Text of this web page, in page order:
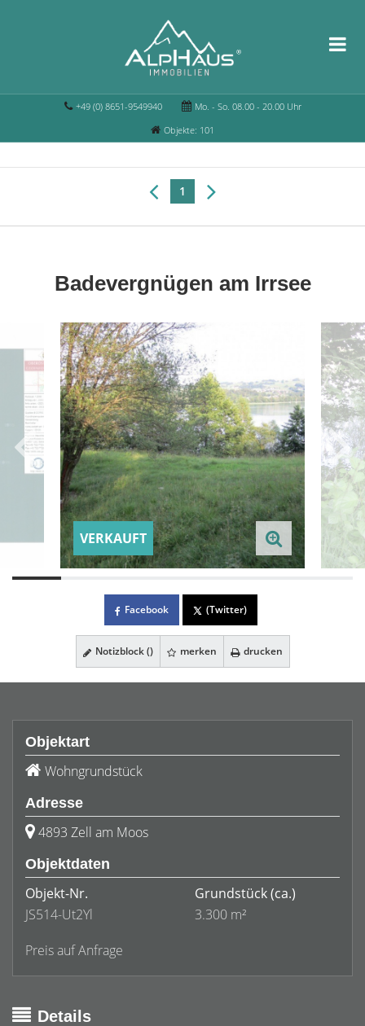
+49 (0) 8651-9549940
Mo. - So. 08.00 - 20.00 Uhr
Objekte: 101
1
Badevergnügen am Irrsee
VERKAUFT
Facebook (Twitter)
Notizblock () merken drucken
Objektart
Wohngrundstück
Adresse
4893 Zell am Moos
Objektdaten
Objekt-Nr.
JS514-Ut2Yl
Grundstück(ca.)
3.300 m²
Preis auf Anfrage
Details